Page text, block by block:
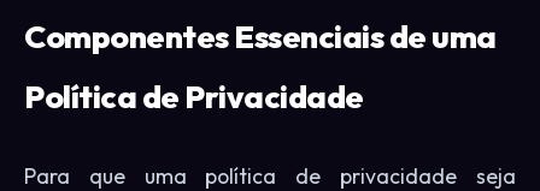
Componentes Essenciais de uma
Política de Privacidade
Para que uma política de privacidade seja